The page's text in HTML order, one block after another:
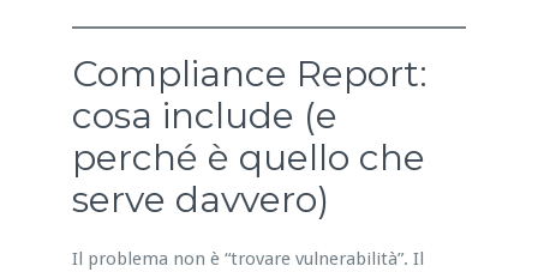
Compliance Report:
cosa include (e
perché è quello che
serve davvero)
Il problema non è “trovare vulnerabilità”. Il